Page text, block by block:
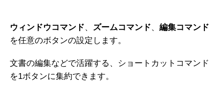
ウィンドウコマンド、 ズームコマンド、 編集コマンド
を任意のボタンの設定します。
文書の編集などで活躍する、ショートカットコマンド
を1ボタンに集約できます。